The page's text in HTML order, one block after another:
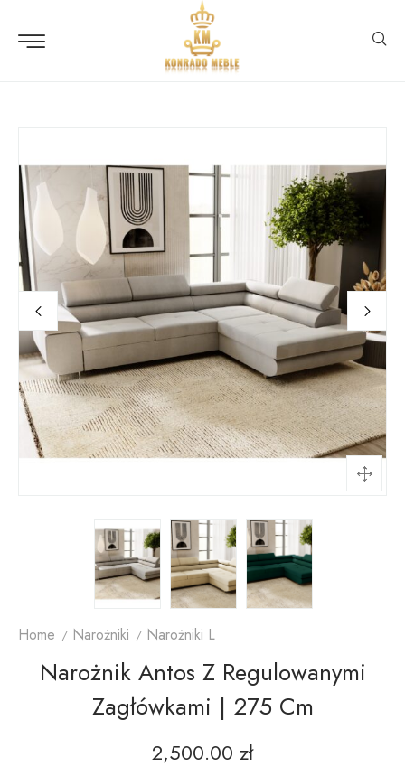
Home Narożniki Narożniki L
Narożnik Antos Z Regulowanymi
Zagłówkami | 275 Cm
2,500.00 zł